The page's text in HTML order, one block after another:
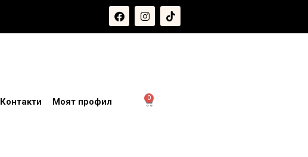
0
Контакти Моят профил